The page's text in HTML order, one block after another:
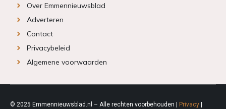
Over Emmennieuwsblad
Adverteren
Contact
Privacybeleid
Algemene voorwaarden
© 2025 Emmennieuwsblad.nl – Alle rechten voorbehouden | Privacy |